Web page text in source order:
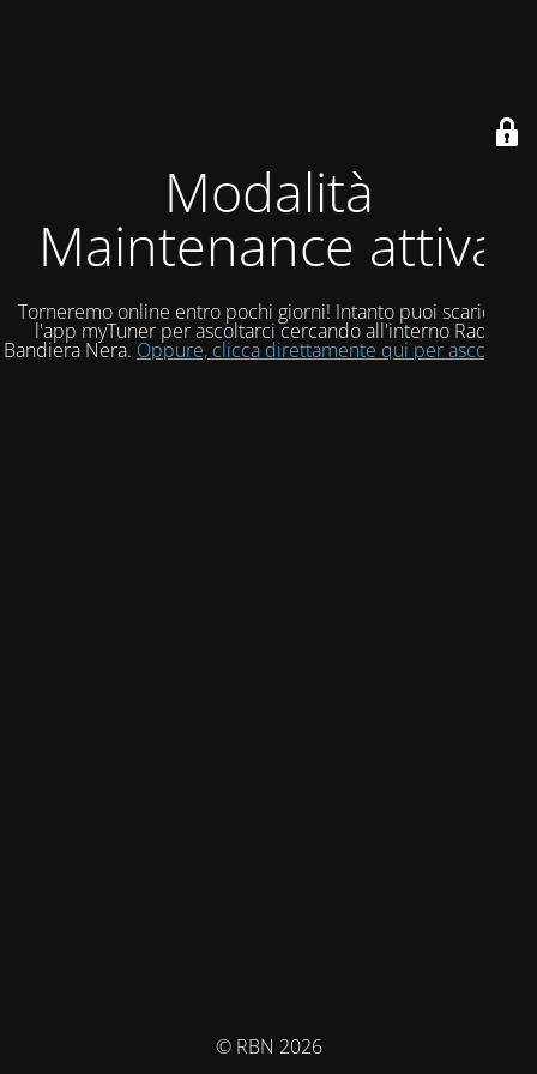
Modalità
Maintenance attiva
Torneremo online entro pochi giorni! Intanto puoi scaricare
l'app myTuner per ascoltarci cercando all'interno Radio
Bandiera Nera. Oppure, clicca direttamente qui per ascoltarci!
© RBN 2026